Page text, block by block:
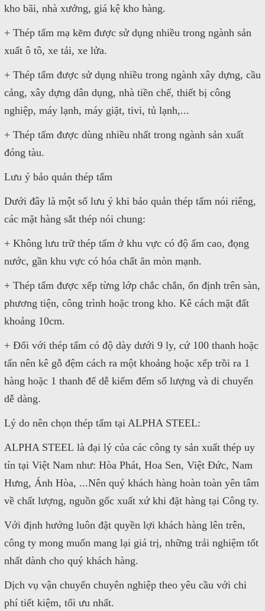
kho bãi, nhà xưởng, giá kệ kho hàng.
+ Thép tấm mạ kẽm được sử dụng nhiều trong ngành sản
xuất ô tô, xe tải, xe lửa.
+ Thép tấm được sử dụng nhiều trong ngành xây dựng, cầu
cảng, xây dựng dân dụng, nhà tiền chế, thiết bị công
nghiệp, máy lạnh, máy giặt, tivi, tủ lạnh,...
+ Thép tấm được dùng nhiều nhất trong ngành sản xuất
đóng tàu.
Lưu ý bảo quản thép tấm
Dưới đây là một số lưu ý khi bảo quản thép tấm nói riêng,
các mặt hàng sắt thép nói chung:
+ Không lưu trữ thép tấm ở khu vực có độ ấm cao, đọng
nước, gần khu vực có hóa chất ăn mòn mạnh.
+ Thép tấm được xếp từng lớp chắc chắn, ổn định trên sàn,
phương tiện, công trình hoặc trong kho. Kê cách mặt đất
khoảng 10cm.
+ Đối với thép tấm có độ dày dưới 9 ly, cứ 100 thanh hoặc
tấn nên kê gỗ đệm cách ra một khoảng hoặc xếp trồi ra 1
hàng hoặc 1 thanh để dễ kiểm đếm số lượng và di chuyển
dễ dàng.
Lý do nên chọn thép tấm tại ALPHA STEEL:
ALPHA STEEL là đại lý của các công ty sản xuất thép uy
tín tại Việt Nam như: Hòa Phát, Hoa Sen, Việt Đức, Nam
Hưng, Ánh Hòa, ...Nên quý khách hàng hoàn toàn yên tâm
về chất lượng, nguồn gốc xuất xứ khi đặt hàng tại Công ty.
Với định hướng luôn đặt quyền lợi khách hàng lên trên,
công ty mong muốn mang lại giá trị, những trải nghiệm tốt
nhất dành cho quý khách hàng.
Dịch vụ vận chuyển chuyên nghiệp theo yêu cầu với chi
phí tiết kiệm, tối ưu nhất.